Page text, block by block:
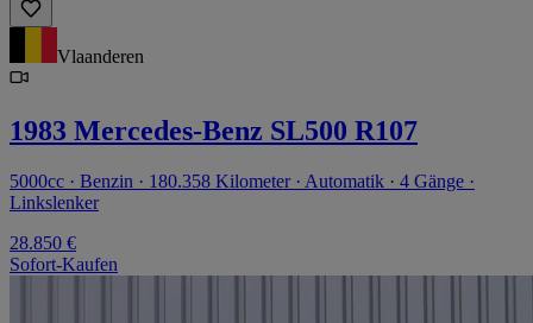
Vlaanderen
1983 Mercedes-Benz SL500 R107
5000cc · Benzin · 180.358 Kilometer · Automatik · 4 Gänge ·
Linkslenker
28.850 €
Sofort-Kaufen